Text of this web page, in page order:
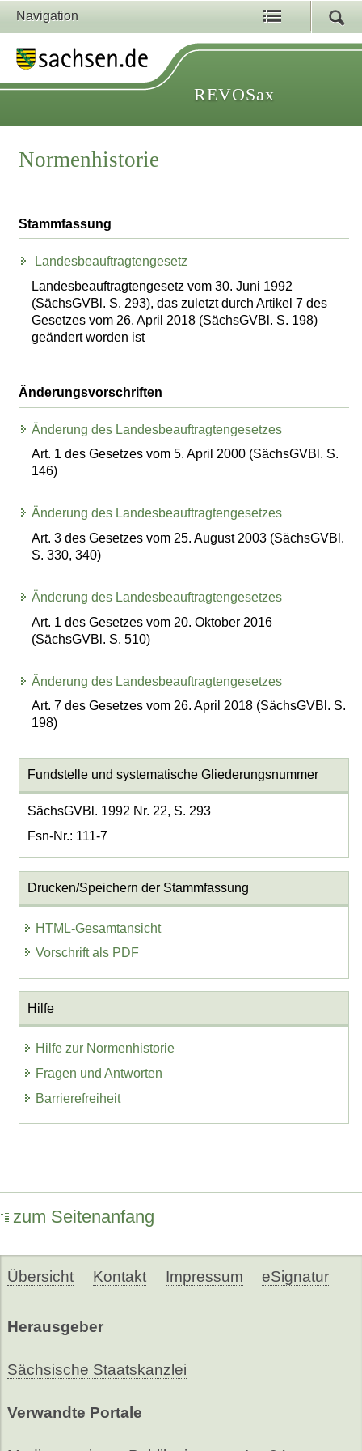
Navigation
REVOSax
Normenhistorie
Stammfassung
Landesbeauftragtengesetz
Landesbeauftragtengesetz vom 30. Juni 1992
(SächsGVBl. S. 293), das zuletzt durch Artikel 7 des
Gesetzes vom 26. April 2018 (SächsGVBl. S. 198)
geändert worden ist
Änderungsvorschriften
Änderung des Landesbeauftragtengesetzes
Art. 1 des Gesetzes vom 5. April 2000 (SächsGVBl. S.
146)
Änderung des Landesbeauftragtengesetzes
Art. 3 des Gesetzes vom 25. August 2003 (SächsGVBl.
S. 330, 340)
Änderung des Landesbeauftragtengesetzes
Art. 1 des Gesetzes vom 20. Oktober 2016
(SächsGVBl. S. 510)
Änderung des Landesbeauftragtengesetzes
Art. 7 des Gesetzes vom 26. April 2018 (SächsGVBl. S.
198)
Fundstelle und systematische Gliederungsnummer
SächsGVBl. 1992 Nr. 22, S. 293
Fsn-Nr.: 111-7
Drucken/Speichern der Stammfassung
HTML-Gesamtansicht
Vorschrift als PDF
Hilfe
Hilfe zur Normenhistorie
Fragen und Antworten
Barrierefreiheit
zum Seitenanfang
Übersicht Kontakt Impressum eSignatur
Herausgeber
Sächsische Staatskanzlei
Verwandte Portale